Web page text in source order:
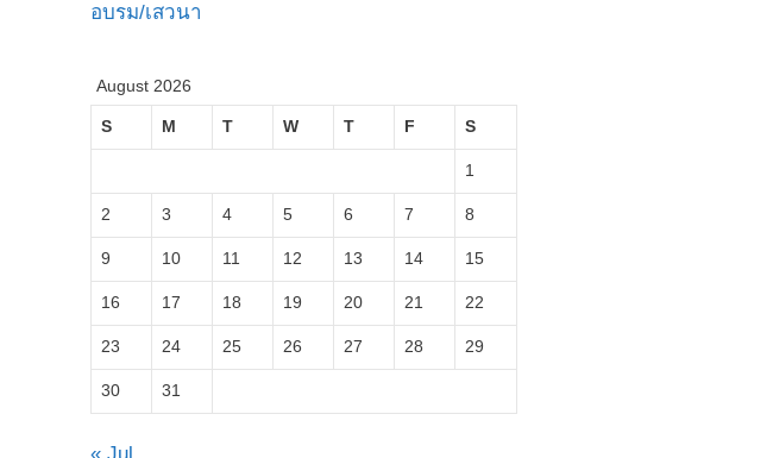
อบรม/เสวนา
August 2026
S M T W T F S
1
2 3 4 5 6 7 8
9 10 11 12 13 14 15
16 17 18 19 20 21 22
23 24 25 26 27 28 29
30 31